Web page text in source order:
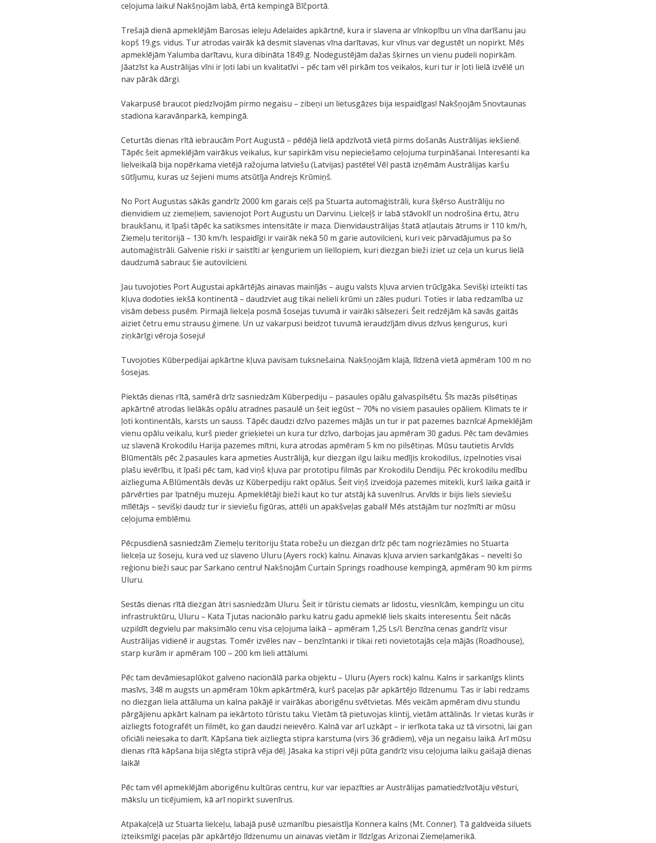
ceļojuma laiku! Nakšņojām labā, ērtā kempingā Bīčportā.
Trešajā dienā apmeklējām Barosas ieleju Adelaides apkārtnē, kura ir slavena ar vīnkopību un vīna darīšanu jau
kopš 19.gs. vidus. Tur atrodas vairāk kā desmit slavenas vīna darītavas, kur vīnus var degustēt un nopirkt. Mēs
apmeklējām Yalumba darītavu, kura dibināta 1849.g. Nodegustējām dažas šķirnes un vienu pudeli nopirkām.
Jāatzīst ka Austrālijas vīni ir ļoti labi un kvalitatīvi – pēc tam vēl pirkām tos veikalos, kuri tur ir ļoti lielā izvēlē un
nav pārāk dārgi.
Vakarpusē braucot piedzīvojām pirmo negaisu – zibeņi un lietusgāzes bija iespaidīgas! Nakšņojām Snovtaunas
stadiona karavānparkā, kempingā.
Ceturtās dienas rītā iebraucām Port Augustā – pēdējā lielā apdzīvotā vietā pirms došanās Austrālijas iekšienē.
Tāpēc šeit apmeklējām vairākus veikalus, kur sapirkām visu nepieciešamo ceļojuma turpināšanai. Interesanti ka
lielveikalā bija nopērkama vietējā ražojuma latviešu (Latvijas) pastēte! Vēl pastā izņēmām Austrālijas karšu
sūtījumu, kuras uz šejieni mums atsūtīja Andrejs Krūmiņš.
No Port Augustas sākās gandrīz 2000 km garais ceļš pa Stuarta automaģistrāli, kura šķērso Austrāliju no
dienvidiem uz ziemeļiem, savienojot Port Augustu un Darvinu. Lielceļš ir labā stāvoklī un nodrošina ērtu, ātru
braukšanu, it īpaši tāpēc ka satiksmes intensitāte ir maza. Dienvidaustrālijas štatā atļautais ātrums ir 110 km/h,
Ziemeļu teritorijā – 130 km/h. Iespaidīgi ir vairāk nekā 50 m garie autovilcieni, kuri veic pārvadājumus pa šo
automaģistrāli. Galvenie riski ir saistīti ar ķenguriem un liellopiem, kuri diezgan bieži iziet uz ceļa un kurus lielā
daudzumā sabrauc šie autovilcieni.
Jau tuvojoties Port Augustai apkārtējās ainavas mainījās – augu valsts kļuva arvien trūcīgāka. Sevišķi izteikti tas
kļuva dodoties iekšā kontinentā – daudzviet aug tikai nelieli krūmi un zāles puduri. Toties ir laba redzamība uz
visām debess pusēm. Pirmajā lielceļa posmā šosejas tuvumā ir vairāki sālsezeri. Šeit redzējām kā savās gaitās
aiziet četru emu strausu ģimene. Un uz vakarpusi beidzot tuvumā ieraudzījām divus dzīvus ķengurus, kuri
ziņkārīgi vēroja šoseju!
Tuvojoties Kūberpedijai apkārtne kļuva pavisam tuksnešaina. Nakšņojām klajā, līdzenā vietā apmēram 100 m no
šosejas.
Piektās dienas rītā, samērā drīz sasniedzām Kūberpediju – pasaules opālu galvaspilsētu. Šīs mazās pilsētiņas
apkārtnē atrodas lielākās opālu atradnes pasaulē un šeit iegūst ~ 70% no visiem pasaules opāliem. Klimats te ir
ļoti kontinentāls, karsts un sauss. Tāpēc daudzi dzīvo pazemes mājās un tur ir pat pazemes baznīca! Apmeklējām
vienu opālu veikalu, kurš pieder grieķietei un kura tur dzīvo, darbojas jau apmēram 30 gadus. Pēc tam devāmies
uz slavenā Krokodilu Harija pazemes mītni, kura atrodas apmēram 5 km no pilsētiņas. Mūsu tautietis Arvīds
Blūmentāls pēc 2.pasaules kara apmeties Austrālijā, kur diezgan ilgu laiku medījis krokodilus, izpelnoties visai
plašu ievērību, it īpaši pēc tam, kad viņš kļuva par prototipu filmās par Krokodilu Dendiju. Pēc krokodilu medību
aizlieguma A.Blūmentāls devās uz Kūberpediju rakt opālus. Šeit viņš izveidoja pazemes mitekli, kurš laika gaitā ir
pārvērties par īpatnēju muzeju. Apmeklētāji bieži kaut ko tur atstāj kā suvenīrus. Arvīds ir bijis liels sieviešu
mīlētājs – sevišķi daudz tur ir sieviešu figūras, attēli un apakšveļas gabali! Mēs atstājām tur nozīmīti ar mūsu
ceļojuma emblēmu.
Pēcpusdienā sasniedzām Ziemeļu teritoriju štata robežu un diezgan drīz pēc tam nogriezāmies no Stuarta
lielceļa uz šoseju, kura ved uz slaveno Uluru (Ayers rock) kalnu. Ainavas kļuva arvien sarkanīgākas – nevelti šo
reģionu bieži sauc par Sarkano centru! Nakšnojām Curtain Springs roadhouse kempingā, apmēram 90 km pirms
Uluru.
Sestās dienas rītā diezgan ātri sasniedzām Uluru. Šeit ir tūristu ciemats ar lidostu, viesnīcām, kempingu un citu
infrastruktūru, Uluru – Kata Tjutas nacionālo parku katru gadu apmeklē liels skaits interesentu. Šeit nācās
uzpildīt degvielu par maksimālo cenu visa ceļojuma laikā – apmēram 1,25 Ls/l. Benzīna cenas gandrīz visur
Austrālijas vidienē ir augstas. Tomēr izvēles nav – benzīntanki ir tikai reti novietotajās ceļa mājās (Roadhouse),
starp kurām ir apmēram 100 – 200 km lieli attālumi.
Pēc tam devāmiesaplūkot galveno nacionālā parka objektu – Uluru (Ayers rock) kalnu. Kalns ir sarkanīgs klints
masīvs, 348 m augsts un apmēram 10km apkārtmērā, kurš paceļas pār apkārtējo līdzenumu. Tas ir labi redzams
no diezgan liela attāluma un kalna pakājē ir vairākas aborigēnu svētvietas. Mēs veicām apmēram divu stundu
pārgājienu apkārt kalnam pa iekārtoto tūristu taku. Vietām tā pietuvojas klintij, vietām attālinās. Ir vietas kurās ir
aizliegts fotografēt un filmēt, ko gan daudzi neievēro. Kalnā var arī uzkāpt – ir ierīkota taka uz tā virsotni, lai gan
oficiāli neiesaka to darīt. Kāpšana tiek aizliegta stipra karstuma (virs 36 grādiem), vēja un negaisu laikā. Arī mūsu
dienas rītā kāpšana bija slēgta stiprā vēja dēļ. Jāsaka ka stipri vēji pūta gandrīz visu ceļojuma laiku gaišajā dienas
laikā!
Pēc tam vēl apmeklējām aborigēnu kultūras centru, kur var iepazīties ar Austrālijas pamatiedzīvotāju vēsturi,
mākslu un ticējumiem, kā arī nopirkt suvenīrus.
Atpakaļceļā uz Stuarta lielceļu, labajā pusē uzmanību piesaistīja Konnera kalns (Mt. Conner). Tā galdveida siluets
izteiksmīgi paceļas pār apkārtējo līdzenumu un ainavas vietām ir līdzīgas Arizonai Ziemeļamerikā.